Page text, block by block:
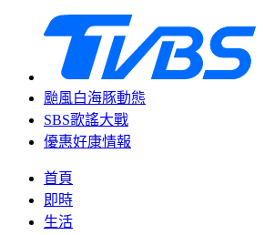
颱風白海豚動態
SBS歌謠大戰
優惠好康情報
首頁
即時
生活